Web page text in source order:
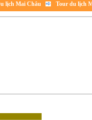
lịch Mai Châu Tour du lịch